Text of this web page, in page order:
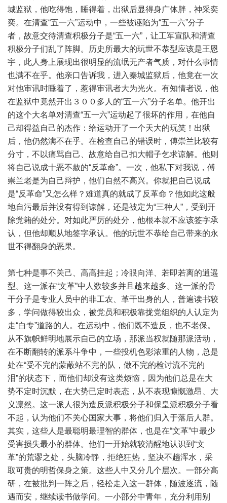
城监狱，他吃得饱，睡得着，出狱后显得身广体胖，神采奕
奕。在清查“五一六”运动中，一些被诬陷为“五一六”分子
者，故意交待清查积极分子是“五一六”，让工军宣队和清查
积极分子们乱了阵脚。历史所最大的玩世不恭型应该是王恩
宇，此人身上展现出很明显的流氓无产者气质，对什么事情
也满不在乎。他亲口告诉我，进入秦城监狱后，他竟在一次
对他审讯时睡着了，惹得审讯者大为光火。有知情者说，他
在监狱中竟然开出３００多人的“五一六”分子名单。他开出
的这个大名单对清查“五一六”运动起了很坏的作用，在他自
己却得益自己的杰作：给运动开了一个天大的玩笑！出狱
后，他仍然满不在乎。在检查自己的错误时，傅崇兰比较有
分寸，不以痛骂自己、故意给自己扣大帽子乞求谅解。他则
将自己说成十恶不赦的“反革命”。一次，他私下对我说，傅
崇兰老是为自己辩护，他们自然不高兴。你就把自己说成
是“反革命”又怎么样？难道真的就成了反革命？他如此这般
地自污最后并没有得到谅解，还是被定为“三种人”，受到开
除党籍的处分。对如此严厉的处分，他根本就不应该签字承
认，但他却顺从地签字承认。他的玩世不恭给自己带来的永
世不得翻身的恶果。
第七种是事不关己、高高挂起；冷眼向洋、若即若离的逍遥
型。这一派在“文革”中人数较多并且越来越多。这一派的骨
干分子是专业人员中的非工农、革干出身的人，普遍读书较
多，学问做得较出众，被党员和积极靠拢党组织的人认定为
走“白专”道路的人。在运动中，他们既不造反，也不老保。
从不旗帜鲜明地展示自己的立场，那派当权就随那派活动，
在不断翻转的派系斗争中，一些投机色彩浓重的人物，总是
处在“受不完的蒙蔽站不完的队，做不完的检讨流不完的
泪”的状态下，而他们却没有这类烦恼，因为他们总是在大
势不定时沉默，在大势已定时表态，从不表现慷慨激昂、大
义凛然。这一派人很为造反派积极分子和保皇派积极分子看
不起，认为他们不关心国家大事，将他们归入于落后人群。
其实，这些人是最聪明最理智的群体，也是在“文革”中最少
受害损失最小的群体。他们一开始就较清醒地认识到“文
革”的荒谬之处，头脑冷静，拒绝狂热，坚决不趟浑水，采
取可贵的明哲保身之策。这些人中又分几个层次。一部分高
研，在被批判一阵之后，轻松走入这一群体，随波逐流，随
遇而安，继续读书做学问。一小部分中青年，充分利用别